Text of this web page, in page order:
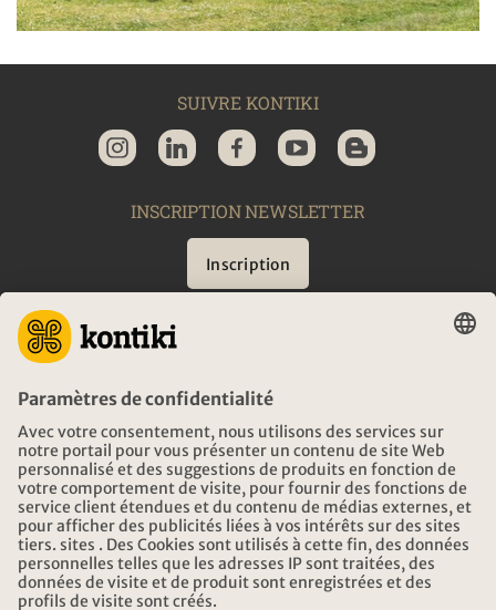
SUIVRE KONTIKI
INSCRIPTION NEWSLETTER
Inscription
CONSEIL
URGENCES EN VOYAGE
HEURES D'OUVERTURE KONTIKI VOYAGES
TÉLÉCHARGEMENT ET LIENS
ADRESSE